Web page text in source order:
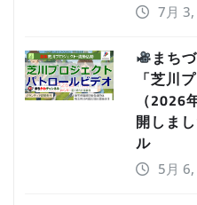
7月
まち
「芝川
（
開しま
ル
5月